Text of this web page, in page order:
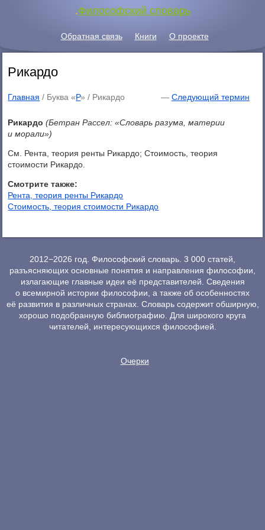
.Философский словарь
Обратная связь Книги О проекте
Рикардо
Главная / Буква «Р» / Рикардо — Следующий термин
Рикардо (Бетран Рассел: «Словарь разума, материи
и морали»)
См. Рента, теория ренты Рикардо; Стоимость, теория
стоимости Рикардо.
Смотрите также:
Рента, теория ренты Рикардо
Стоимость, теория стоимости Рикардо
2012−2026 год. Философский словарь. 3 000 статей,
разъясняющих основные понятия и направления философии,
излагающие главные идеи её представителей. Сведения
о всемирной истории философии, а также об особенностях
её развития в различных странах. Словарь содержит обширную,
хорошо подобранную библиографию. Для широкого круга
читателей, интересующихся философией.
Очерки